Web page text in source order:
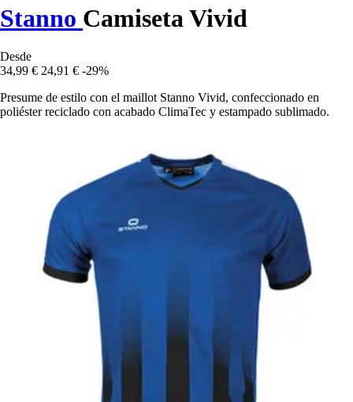
Stanno Camiseta Vivid
Desde
34,99 € 24,91 € -29%
Presume de estilo con el maillot Stanno Vivid, confeccionado en
poliéster reciclado con acabado ClimaTec y estampado sublimado.